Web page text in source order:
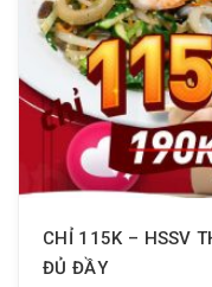
CHỈ 115K – HSSV
ĐỦ ĐẦY